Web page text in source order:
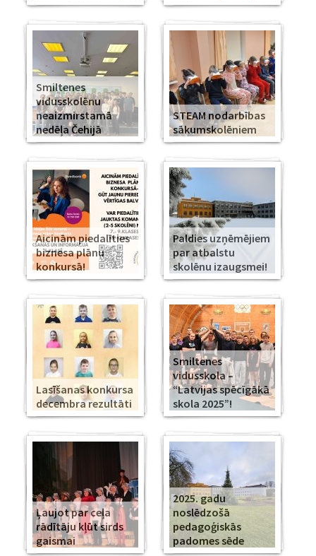
Smiltenes
vidusskolēnu
neaizmirstamā
nedēļa Čehijā
STEAM nodarbības
sākumskolēniem
Aicinām piedalīties
biznesa plānu
konkursā!
Paldies uzņēmējiem
par atbalstu
skolēnu izaugsmei!
Lasīšanas konkursa
decembra rezultāti
Smiltenes
vidusskola –
“Latvijas spēcīgākā
skola 2025”!
Ļaujot par ceļa
rādītāju kļūt sirds
gaismai
2025. gadu
noslēdzošā
pedagoģiskās
padomes sēde